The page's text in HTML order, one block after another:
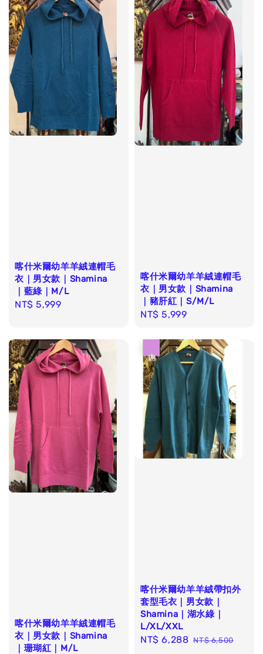
喀什米爾幼羊羊絨連帽毛
衣｜男女款｜Shamina
｜藍綠｜M/L
Regular
NT$ 5,999
喀什米爾幼羊羊絨連帽毛
衣｜男女款｜Shamina
｜豬肝紅｜S/M/L
Regular
NT$ 5,999
喀什米爾幼羊羊絨連帽毛
衣｜男女款｜Shamina
｜珊瑚紅｜M/L
喀什米爾幼羊羊絨帶扣外
套型毛衣｜男女款｜
Shamina｜湖水綠｜
L/XL/XXL
Sale
NT$ 6,288 Regular
NT$ 6,500